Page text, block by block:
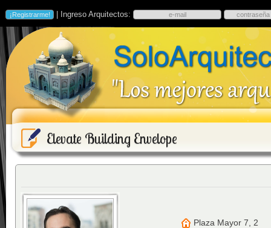
| Ingreso Arquitectos:
Elevate Building Envelope
Plaza Mayor 7, 2